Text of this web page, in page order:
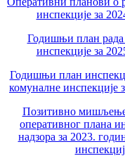
инспекције за
Годишњи план рада
инспекције за
Годишњи план
комуналне инспекције
Позитивно
оперативног плана
надзора за 2023.